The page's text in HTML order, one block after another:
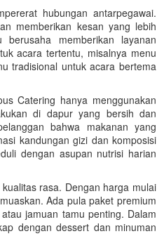
hubungan antarpegawai.
memberikan kesan yang lebih
memberikan layanan
acara tertentu, misalnya menu
tradisional untuk acara bertema
Catering hanya menggunakan
di dapur yang bersih dan
bahwa makanan yang
kandungan gizi dan komposisi
dengan asupan nutrisi harian
rasa. Dengan harga mulai
Ada pula paket premium
jamuan tamu penting. Dalam
dengan dessert dan minuman